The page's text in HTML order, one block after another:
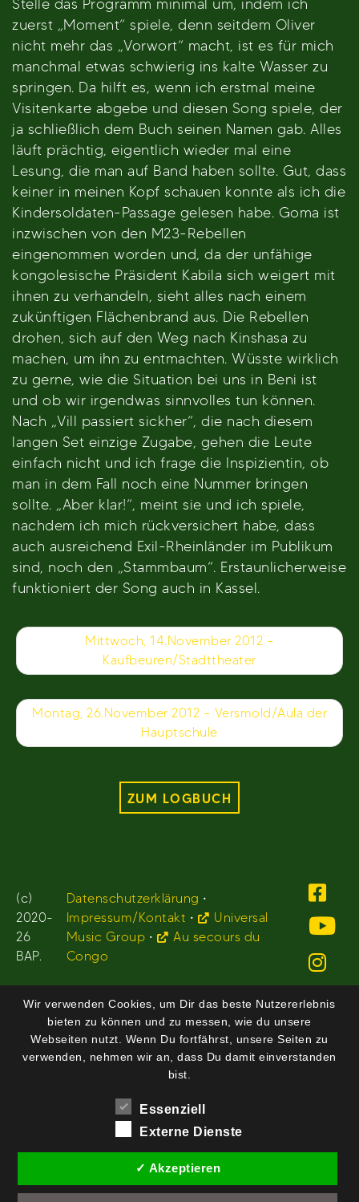
Stelle das Programm minimal um, indem ich
zuerst „Moment“ spiele, denn seitdem Oliver
nicht mehr das „Vorwort“ macht, ist es für mich
manchmal etwas schwierig ins kalte Wasser zu
springen. Da hilft es, wenn ich erstmal meine
Visitenkarte abgebe und diesen Song spiele, der
ja schließlich dem Buch seinen Namen gab. Alles
läuft prächtig, eigentlich wieder mal eine
Lesung, die man auf Band haben sollte. Gut, dass
keiner in meinen Kopf schauen konnte als ich die
Kindersoldaten-Passage gelesen habe. Goma ist
inzwischen von den M23-Rebellen
eingenommen worden und, da der unfähige
kongolesische Präsident Kabila sich weigert mit
ihnen zu verhandeln, sieht alles nach einem
zukünftigen Flächenbrand aus. Die Rebellen
drohen, sich auf den Weg nach Kinshasa zu
machen, um ihn zu entmachten. Wüsste wirklich
zu gerne, wie die Situation bei uns in Beni ist
und ob wir irgendwas sinnvolles tun können.
Nach „Vill passiert sickher“, die nach diesem
langen Set einzige Zugabe, gehen die Leute
einfach nicht und ich frage die Inspizientin, ob
man in dem Fall noch eine Nummer bringen
sollte. „Aber klar!“, meint sie und ich spiele,
nachdem ich mich rückversichert habe, dass
auch ausreichend Exil-Rheinländer im Publikum
sind, noch den „Stammbaum“. Erstaunlicherweise
funktioniert der Song auch in Kassel.
Beitragsnavigation
Mittwoch, 14.November 2012 –
Kaufbeuren/Stadttheater
Montag, 26.November 2012 – Versmold/Aula der
Hauptschule
ZUM LOGBUCH
(c)
2020-
26
BAP.
Datenschutzerklärung •
Impressum/Kontakt •
Universal
Music Group •
Au secours du
Congo
Wir verwenden Cookies, um Dir das beste Nutzererlebnis
bieten zu können und zu messen, wie du unsere
Webseiten nutzt. Wenn Du fortfährst, unsere Seiten zu
verwenden, nehmen wir an, dass Du damit einverstanden
bist.
Essenziell
Externe Dienste
✓ Akzeptieren